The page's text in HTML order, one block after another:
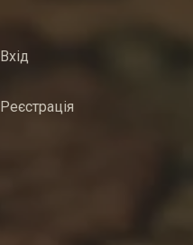
Вхід
Реєстрація